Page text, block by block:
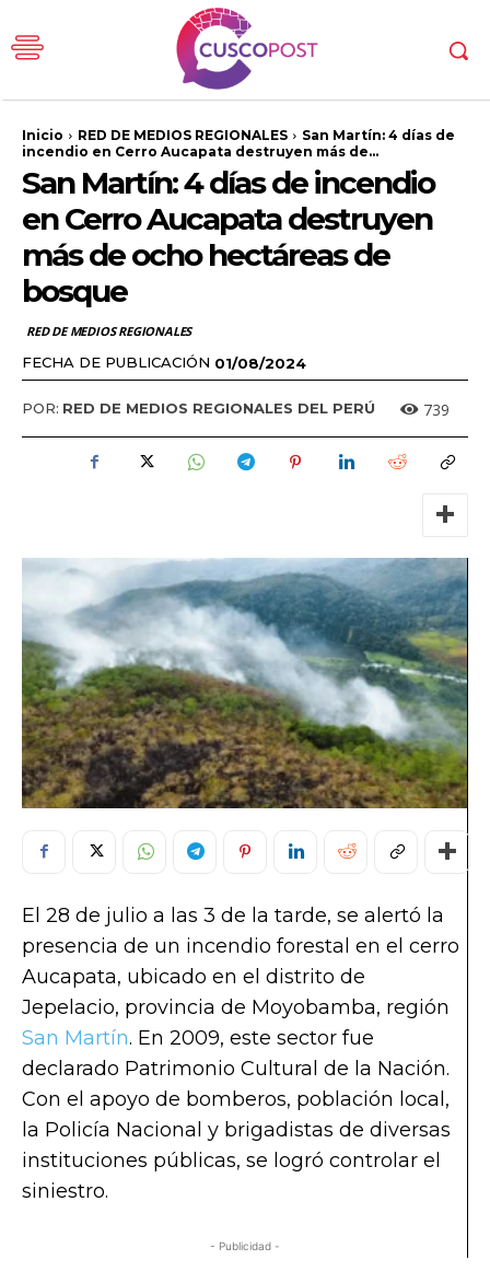
Inicio RED DE MEDIOS REGIONALES
San Martín: 4 días de
incendio en Cerro Aucapata destruyen más de...
San Martín: 4 días de incendio
en Cerro Aucapata destruyen
más de ocho hectáreas de
bosque
RED DE MEDIOS REGIONALES
FECHA DE PUBLICACIÓN 01/08/2024
POR: RED DE MEDIOS REGIONALES DEL PERÚ 739
El 28 de julio a las 3 de la tarde, se alertó la
presencia de un incendio forestal en el cerro
Aucapata, ubicado en el distrito de
Jepelacio, provincia de Moyobamba, región
San Martín. En 2009, este sector fue
declarado Patrimonio Cultural de la Nación.
Con el apoyo de bomberos, población local,
la Policía Nacional y brigadistas de diversas
instituciones públicas, se logró controlar el
siniestro.
- Publicidad -